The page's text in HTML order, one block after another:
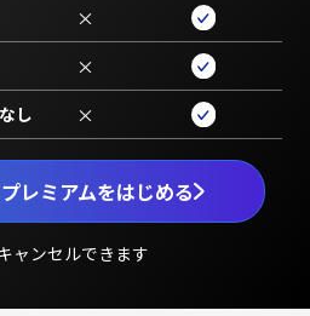
レミアムをはじめる
ャンセルできます
×
×
し ×